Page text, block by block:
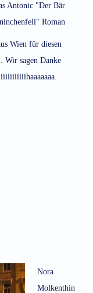
Antonic "Der Bär
Roman
Wien für diesen
Wir sagen Danke
Nora
Molkenthin